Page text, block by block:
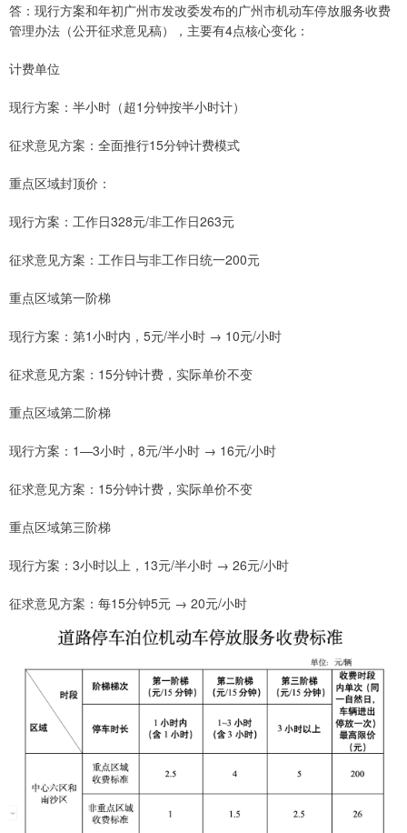
答：现行方案和年初广州市发改委发布的广州市机动车停放服务收费
管理办法（公开征求意见稿），主要有4点核心变化：
计费单位
现行方案：半小时（超1分钟按半小时计）
征求意见方案：全面推行15分钟计费模式
重点区域封顶价：
现行方案：工作日328元/非工作日263元
征求意见方案：工作日与非工作日统一200元
重点区域第一阶梯
现行方案：第1小时内，5元/半小时 → 10元/小时
征求意见方案：15分钟计费，实际单价不变
重点区域第二阶梯
现行方案：1—3小时，8元/半小时 → 16元/小时
征求意见方案：15分钟计费，实际单价不变
重点区域第三阶梯
现行方案：3小时以上，13元/半小时 → 26元/小时
征求意见方案：每15分钟5元 → 20元/小时